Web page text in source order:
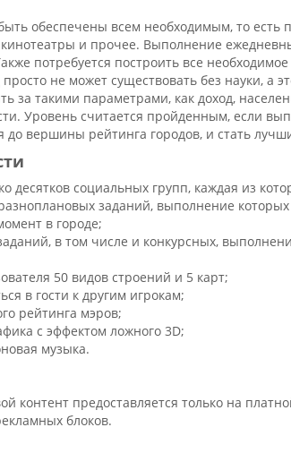
обеспечены всем необходимым, то
и прочее. Выполнение
потребуется построить все
просто не может существовать без науки,
за такими параметрами, как доход,
Уровень считается пройденным, если
до вершины рейтинга городов, и стать
десятков социальных групп, каждая из
заданий, выполнение
в городе;
в том числе и конкурсных,
50 видов строений и 5 карт;
в гости к другим игрокам;
рейтинга мэров;
с эффектом ложного 3D;
музыка.
контент предоставляется только на
блоков.